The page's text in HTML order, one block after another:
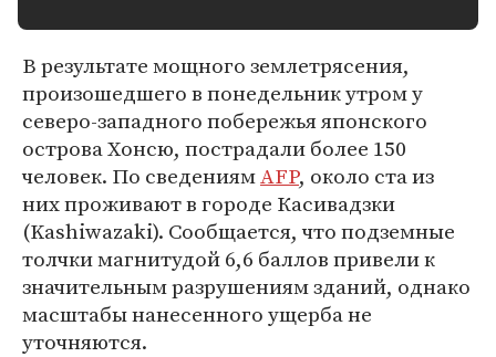
В результате мощного землетрясения,
произошедшего в понедельник утром у
северо-западного побережья японского
острова Хонсю, пострадали более 150
человек. По сведениямAFP, около ста из
них проживают в городе Касивадзки
(Kashiwazaki). Сообщается, что подземные
толчки магнитудой 6,6 баллов привели к
значительным разрушениям зданий, однако
масштабы нанесенного ущерба не
уточняются.